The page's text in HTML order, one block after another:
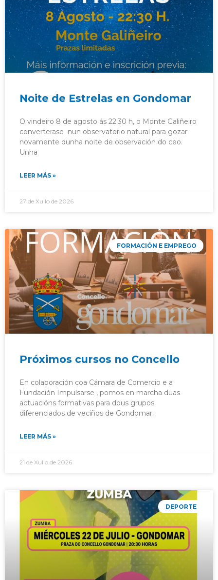
Noite de Estrelas en Gondomar
O vindeiro 8 de agosto ás 22:30 h, o Monte Galiñeiro
converterase nun observatorio natural para gozar
novamente dunha noite de observación do ceo.
Unha
LEER MÁS »
27 de Xullo de 2026
FORMACIÓN E EMPREGO
Próximos cursos no Concello
En colaboración coa Cámara de Comercio e a
Fundación Impulsarse , pomos en marcha duas
actuacións formativas para dous grupos
diferenciados de veciños de Gondomar:
LEER MÁS »
21 de Xullo de 2026
DEPORTE